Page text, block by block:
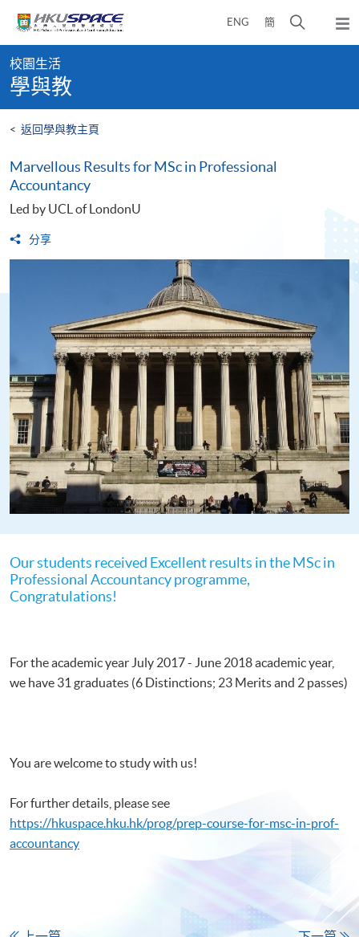
content
ENG 簡
開
彈
出
content
start
校園生活
學與教
< 返回學與教主頁
Marvellous Results for MSc in Professional
Accountancy
Led by UCL of LondonU
分享
Our students received Excellent results in the MSc in
Professional Accountancy programme,
Congratulations!
For the academic year July 2017 - June 2018 academic year,
we have 31 graduates (6 Distinctions; 23 Merits and 2 passes)
You are welcome to study with us!
For further details, please see
https://hkuspace.hku.hk/prog/prep-course-for-msc-in-prof-
accountancy